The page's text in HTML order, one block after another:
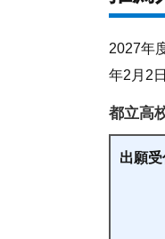
2027年
年2月2
都立高
出願